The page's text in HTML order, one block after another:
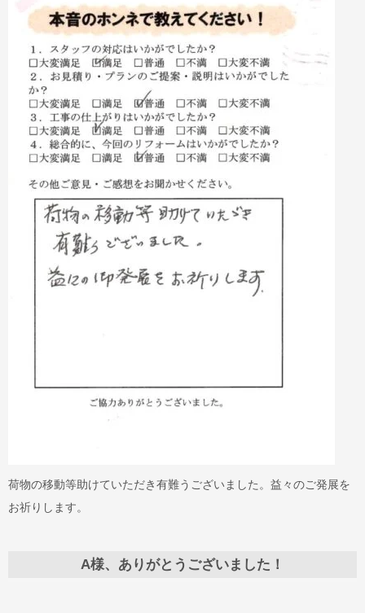
荷物の移動等助けていただき有難うございました。益々のご発展を
お祈りします。
A様、ありがとうございました！